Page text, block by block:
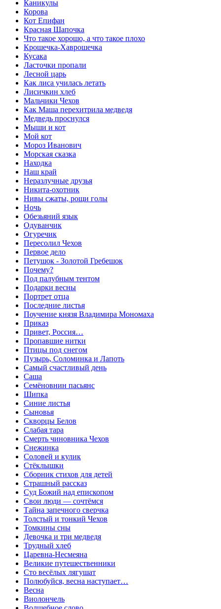
Каникулы
Корова
Кот Епифан
Красная Шапочка
Что такое хорошо, а что такое плохо
Крошечка-Хаврошечка
Кусака
Ласточки пропали
Лесной царь
Как лиса училась летать
Лисичкин хлеб
Мальчики Чехов
Как Маша перехитрила медведя
Медведь проснулся
Мыши и кот
Мой кот
Мороз Иванович
Морская сказка
Находка
Наш край
Неразлучные друзья
Никита-охотник
Нивы сжаты, рощи голы
Ночь
Обезьяний язык
Одуванчик
Огуречик
Пересолил Чехов
Первое дело
Петушок - Золотой Гребешок
Почему?
Под палубным тентом
Подарки весны
Портрет отца
Последние листья
Поучение князя Владимира Мономаха
Приказ
Привет, Россия…
Пропавшие нитки
Птицы под снегом
Пузырь, Соломинка и Лапоть
Самый счастливый день
Саша
Семёновнин пасьянс
Шипка
Синие листья
Сыновья
Скворцы Белов
Слабая тара
Смерть чиновника Чехов
Снежинка
Соловей и кулик
Стёклышки
Сборник стихов для детей
Страшный рассказ
Суд Божий над епископом
Свои люди — сочтёмся
Тайна запечного сверчка
Толстый и тонкий Чехов
Томкины сны
Девочка и три медведя
Трудный хлеб
Царевна-Несмеяна
Великие путешественники
Сто весёлых лягушат
Полюбуйся, весна наступает…
Весна
Виолончель